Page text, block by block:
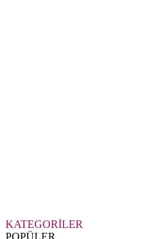
KATEGORİLER
POPÜLER